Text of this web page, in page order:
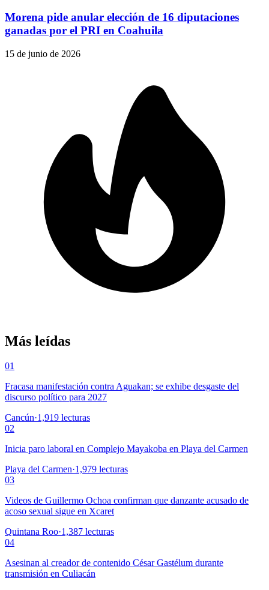
Morena pide anular elección de 16 diputaciones
ganadas por el PRI en Coahuila
15 de junio de 2026
Más leídas
01
Fracasa manifestación contra Aguakan; se exhibe desgaste del
discurso político para 2027
Cancún·1,919 lecturas
02
Inicia paro laboral en Complejo Mayakoba en Playa del Carmen
Playa del Carmen·1,979 lecturas
03
Videos de Guillermo Ochoa confirman que danzante acusado de
acoso sexual sigue en Xcaret
Quintana Roo·1,387 lecturas
04
Asesinan al creador de contenido César Gastélum durante
transmisión en Culiacán